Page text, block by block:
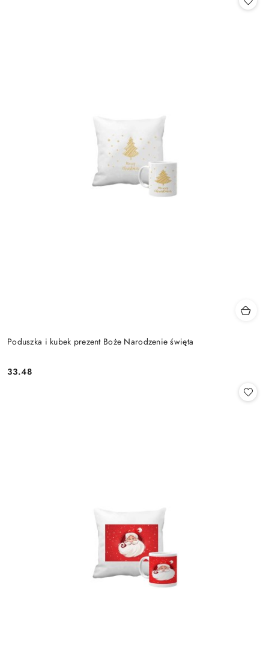
Poduszka i kubek prezent Boże Narodzenie święta
Cena:
33.48